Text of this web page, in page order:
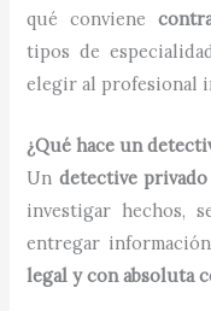
qué conviene
tipos de
elegir al profesional
¿Qué hace un
Un detective privado
investigar hechos,
entregar
legal y con absoluta